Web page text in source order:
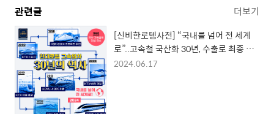
관련글 더보기
[신비한로템사전] “국내를 넘어 전 세계
로”..고속철 국산화 30년, 수출로 최종 결
실
2024.06.17